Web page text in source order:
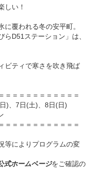
しい！
覆われる冬の安平町。
D51ステーション」は、
ビティで寒さを吹き飛ば
＝＝＝＝＝＝＝＝＝＝＝
)、7日(土)、8日(日)
＝＝＝＝＝＝＝＝＝＝＝
等によりプログラムの変
式ホームページをご確認の